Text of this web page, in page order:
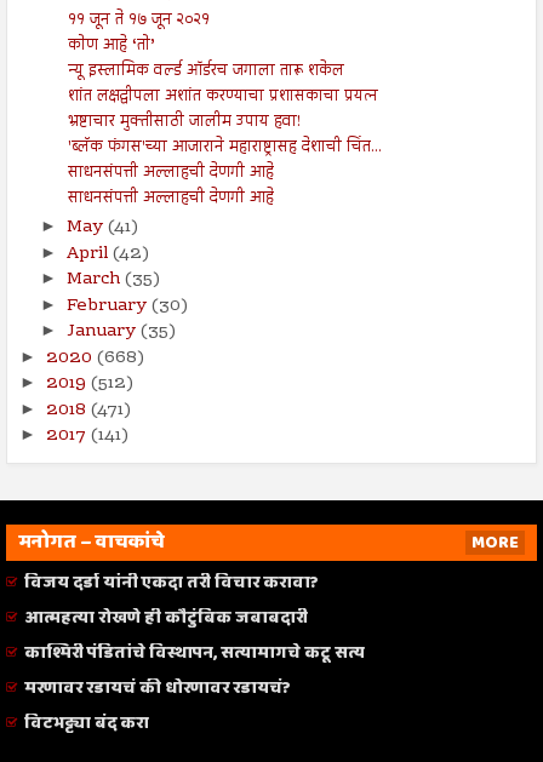
११ जून ते १७ जून २०२१
कोण आहे ‘तो’
न्यू इस्लामिक वर्ल्ड ऑर्डरच जगाला तारू शकेल
शांत लक्षद्वीपला अशांत करण्याचा प्रशासकाचा प्रयत्न
भ्रष्टाचार मुक्तीसाठी जालीम उपाय हवा!
'ब्लॅक फंगस'च्या आजाराने महाराष्ट्रासह देशाची चिंत...
साधनसंपत्ती अल्लाहची देणगी आहे
साधनसंपत्ती अल्लाहची देणगी आहे
► May(41)
► April(42)
► March(35)
► February(30)
► January(35)
► 2020 (668)
► 2019 (512)
► 2018 (471)
► 2017 (141)
मनोगत – वाचकांचे
MORE
विजय दर्डा यांनी एकदा तरी विचार करावा?
आत्महत्या रोखणे ही कौटुंबिक जबाबदारी
काश्मिरी पंडितांचे विस्थापन, सत्यामागचे कटू सत्य
मरणावर रडायचं की धोरणावर रडायचं?
विटभट्ट्या बंद करा